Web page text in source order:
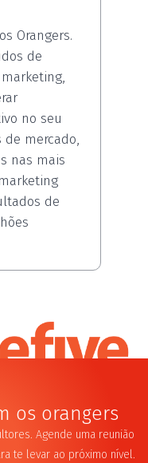
Orangers.
de
no seu
de mercado,
nas mais
de
os orangers
Agende uma reunião
te levar ao próximo nível.